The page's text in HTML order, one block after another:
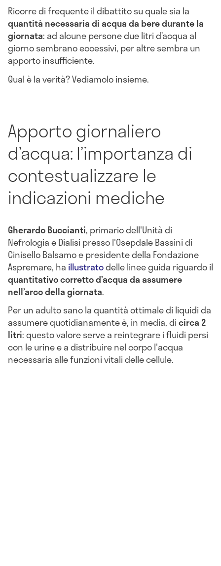
Ricorre di frequente il dibattito su quale sia la
quantità necessaria di acqua da bere durante la
giornata: ad alcune persone due litri d’acqua al
giorno sembrano eccessivi, per altre sembra un
apporto insufficiente.
Qual è la verità? Vediamolo insieme.
Apporto giornaliero
d’acqua: l’importanza di
contestualizzare le
indicazioni mediche
Gherardo Buccianti, primario dell'Unità di
Nefrologia e Dialisi presso l'Osepdale Bassini di
Cinisello Balsamo e presidente della Fondazione
Aspremare, ha illustratodelle linee guida riguardo il
quantitativo corretto d’acqua da assumere
nell’arco della giornata.
Per un adulto sano la quantità ottimale di liquidi da
assumere quotidianamente è, in media, dicirca 2
litri: questo valore serve a reintegrare i fluidi persi
con le urine e a distribuire nel corpo l'acqua
necessaria alle funzioni vitali delle cellule.